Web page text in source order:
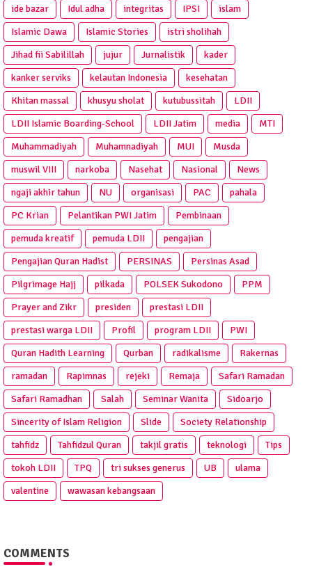
ide bazar
Idul adha integritas IPSI
islam
Islamic Dawa
Islamic Stories
istri sholihah
Jihad fii Sabilillah
jujur Jurnalistik
kader
kanker serviks
kelautan Indonesia
kesehatan
Khitan massal
khusyu sholat kutubussitah
LDII
LDII Islamic Boarding-School
LDII Jatim media
MTI
Muhammadiyah
Muhamnadiyah MUI
Musda
muswil VIII
narkoba Nasehat Nasional
News
ngaji akhir tahun
NU organisasi PAC
pahala
PC Krian
Pelantikan PWI Jatim
Pembinaan
pemuda kreatif
pemuda LDII
pengajian
Pengajian Quran Hadist
PERSINAS
Persinas Asad
Pilgrimage Hajj
pilkada POLSEK Sukodono
PPM
Prayer and Zikr
presiden
prestasi LDII
prestasi warga LDII
Profil program LDII
PWI
Quran Hadith Learning
Qurban radikalisme
Rakernas
ramadan
Rapimnas rejeki Remaja
Safari Ramadan
Safari Ramadhan
Salah Seminar Wanita
Sidoarjo
Sincerity of Islam Religion
Slide
Society Relationship
tahfidz
Tahfidzul Quran takjil gratis teknologi
Tips
tokoh LDII
TPQ tri sukses generus UB
ulama
valentine
wawasan kebangsaan
COMMENTS